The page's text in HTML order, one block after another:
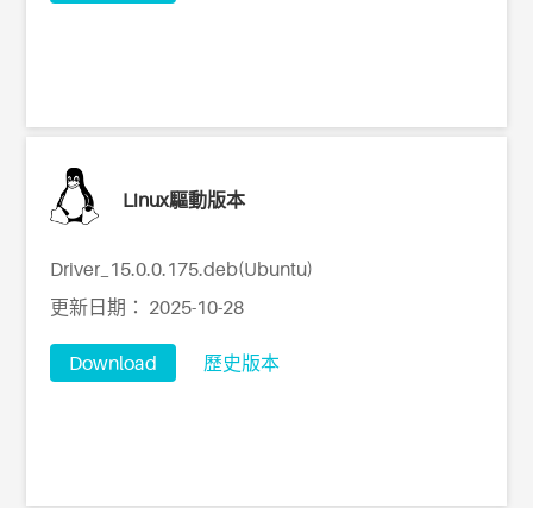
Linux驅動版本
Driver_15.0.0.175.deb(Ubuntu)
更新日期： 2025-10-28
Download 歷史版本